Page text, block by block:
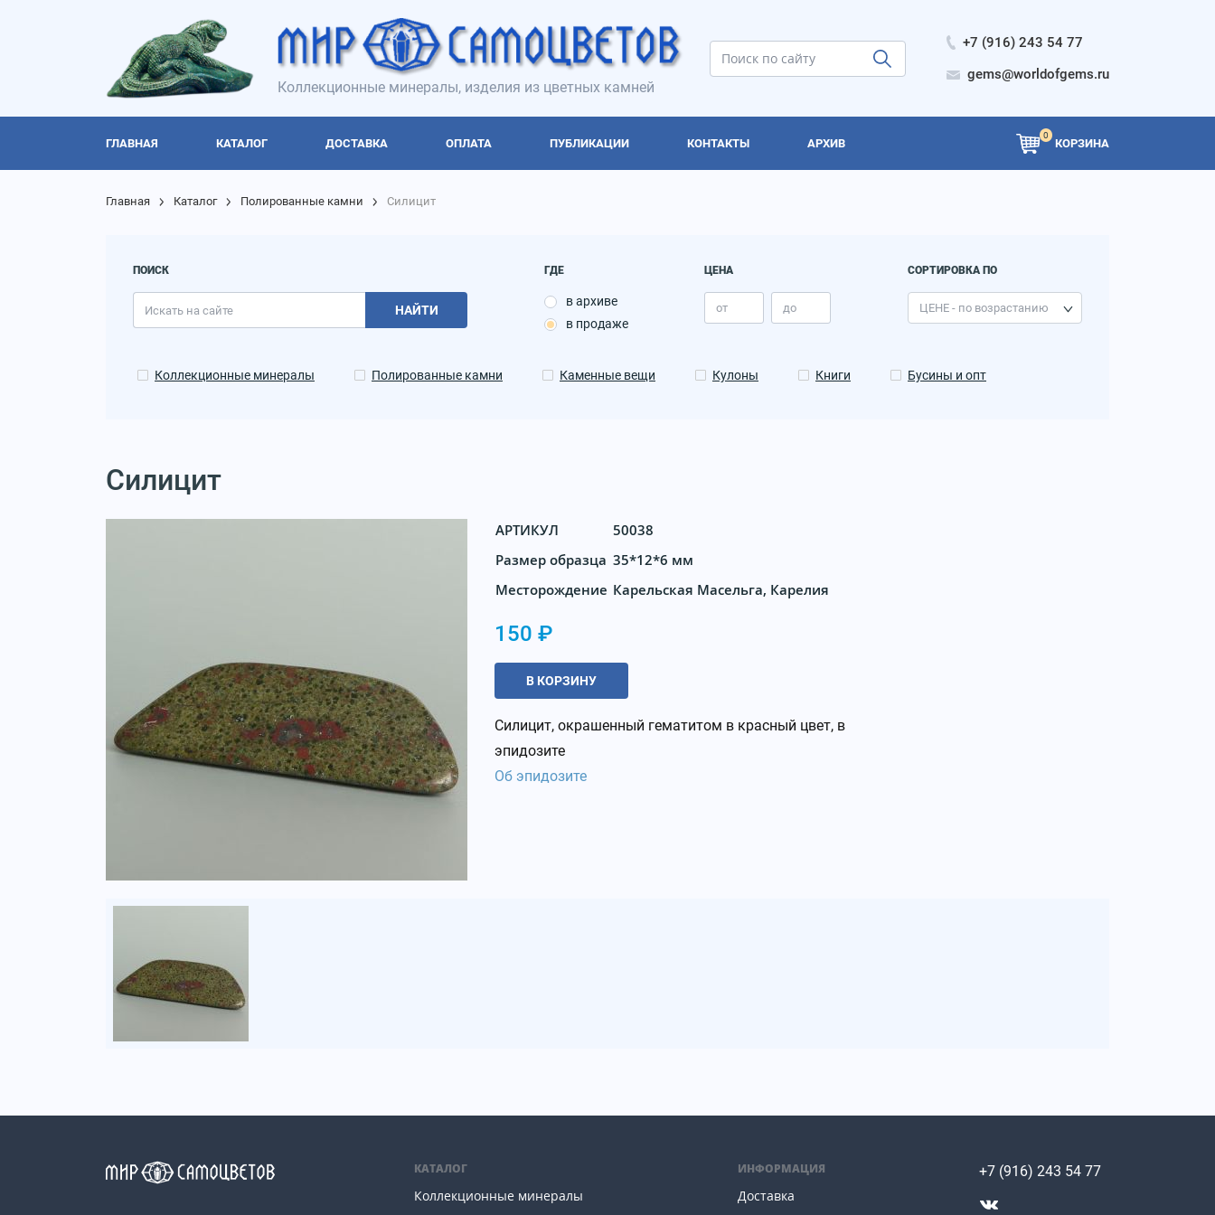
Коллекционные минералы, изделия из цветных камней
+7 (916) 243 54 77
gems@worldofgems.ru
ГЛАВНАЯ КАТАЛОГ ДОСТАВКА ОПЛАТА ПУБЛИКАЦИИ КОНТАКТЫ АРХИВ
0
КОРЗИНА
Главная Каталог Полированные камни Силицит
ПОИСК
НАЙТИ
ГДЕ
в архиве
в продаже
ЦЕНА СОРТИРОВКА ПО
Коллекционные минералы Полированные камни Каменные вещи Кулоны Книги Бусины и опт
Силицит
АРТИКУЛ
50038
Размер образца 35*12*6 мм
Месторождение Карельская Масельга, Карелия
150 ₽
В КОРЗИНУ
Силицит, окрашенный гематитом в красный цвет, в
эпидозите
Об эпидозите
КАТАЛОГ
Коллекционные минералы
ИНФОРМАЦИЯ
Доставка
+7 (916) 243 54 77